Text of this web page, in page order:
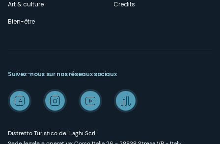
Art & culture
Bien-être
Credits
Distretto Turistico dei Laghi Scrl
Suivez-nous sur nos réseaux sociaux